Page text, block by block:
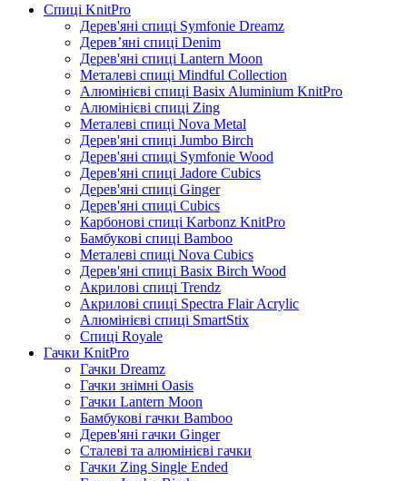
Спиці KnitPro
Дерев'яні спиці Symfonie Dreamz
Дерев’яні спиці Denim
Дерев'яні спиці Lantern Moon
Металеві спиці Mindful Collection
Алюмінієві спиці Basix Aluminium KnitPro
Алюмінієві спиці Zing
Металеві спиці Nova Metal
Дерев'яні спиці Jumbo Birch
Дерев'яні спиці Symfonie Wood
Дерев'яні спиці Jadore Cubics
Дерев'яні спиці Ginger
Дерев'яні спиці Cubics
Карбонові спиці Karbonz KnitPro
Бамбукові спиці Bamboo
Металеві спиці Nova Cubics
Дерев'яні спиці Basix Birch Wood
Акрилові спиці Trendz
Акрилові спиці Spectra Flair Acrylic
Алюмінієві спиці SmartStix
Спиці Royale
Гачки KnitPro
Гачки Dreamz
Гачки знімні Oasis
Гачки Lantern Moon
Бамбукові гачки Bamboo
Дерев'яні гачки Ginger
Сталеві та алюмінієві гачки
Гачки Zing Single Ended